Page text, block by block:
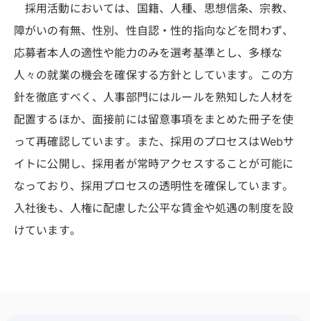
採用活動においては、国籍、人種、思想信条、宗教、
障がいの有無、性別、性自認・性的指向などを問わず、
応募者本人の適性や能力のみを選考基準とし、多様な
人々の就業の機会を確保する方針としています。この方
針を徹底すべく、人事部門にはルールを熟知した人材を
配置するほか、面接前には留意事項をまとめた冊子を使
って再確認しています。また、採用のプロセスはWebサ
イトに公開し、採用者が常時アクセスすることが可能に
なっており、採用プロセスの透明性を確保しています。
入社後も、人権に配慮した公平な賃金や処遇の制度を設
けています。